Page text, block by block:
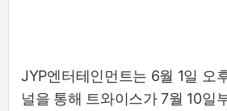
JYP엔터테인먼트는 6월 1일 오
널을 통해 트와이스가 7월 10일